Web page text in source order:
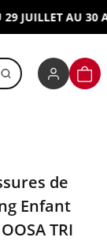
AU 30
de
Enfant
TRI